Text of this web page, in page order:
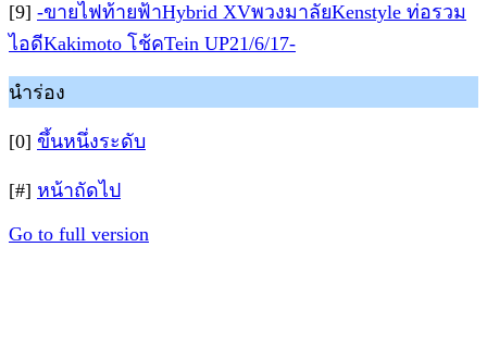
[9] -ขายไฟท้ายฟ้าHybrid XVพวงมาลัยKenstyle ท่อรวม
ไอดีKakimoto โช้คTein UP21/6/17-
นำร่อง
[0] ขึ้นหนึ่งระดับ
[#] หน้าถัดไป
Go to full version